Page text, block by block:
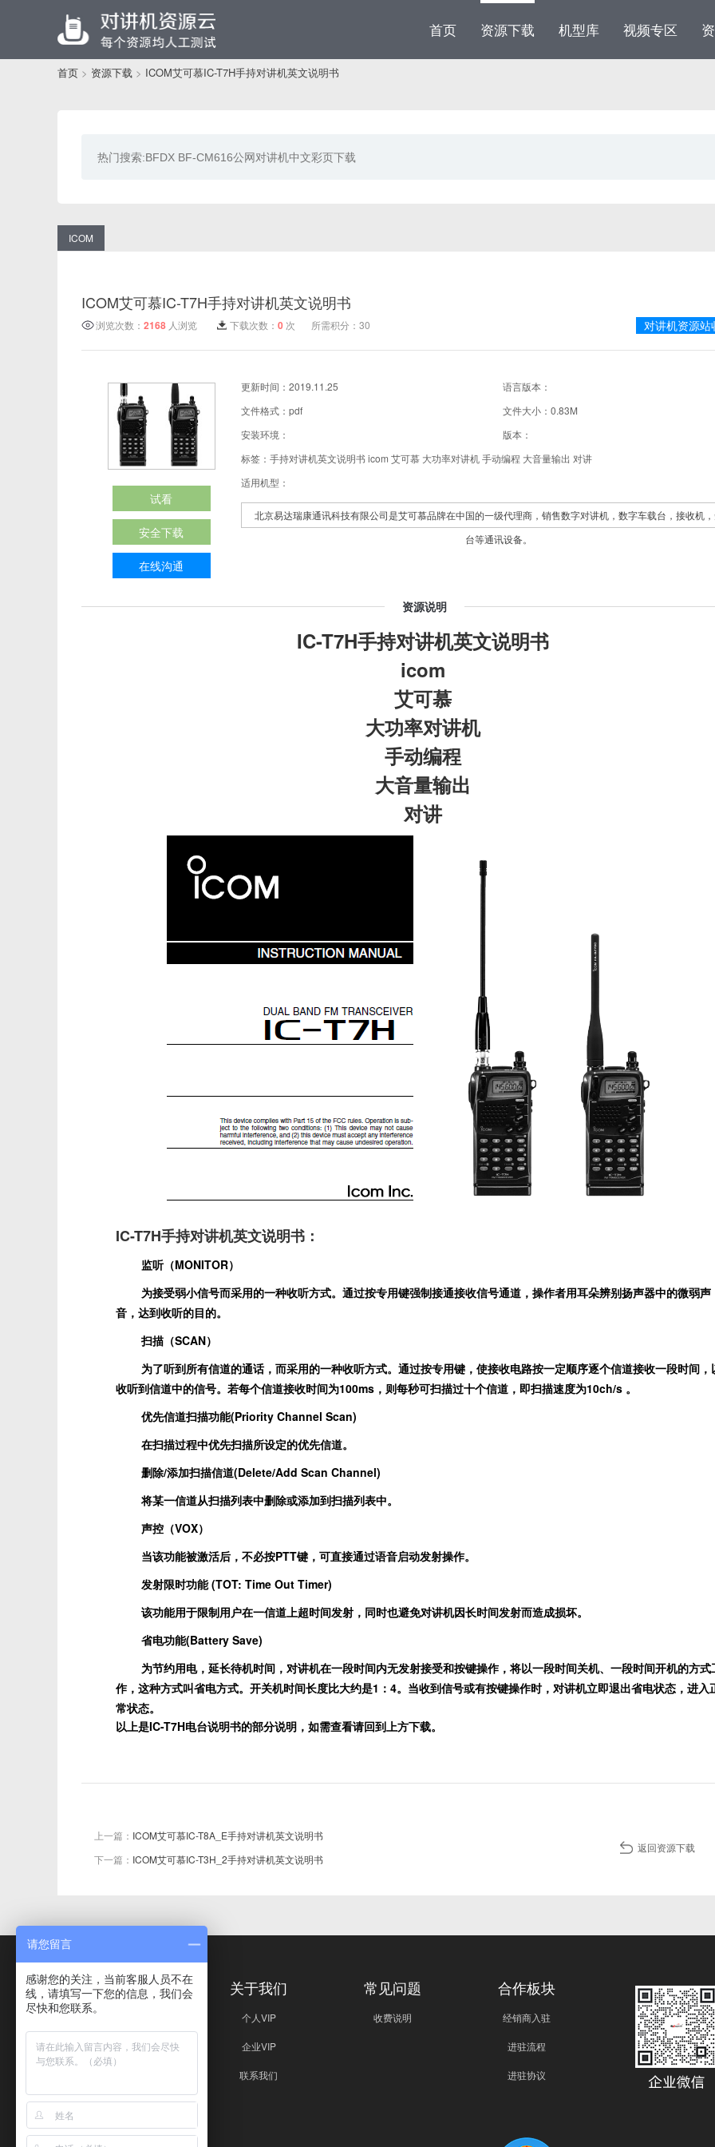
首页 资源下载 机型库 视频专区
首页 > 资源下载 > ICOM艾可慕IC-T7H手持对讲机英文说明书
ICOM
ICOM艾可慕IC-T7H手持对讲机英文说明书
浏览次数： 2168 人浏览 下载次数： 0 次 所需积分：30 对讲机资源站
试看
安全下载
在线沟通
更新时间：2019.11.25
语言版本：
文件格式：pdf
文件大小：0.83M
安装环境：
版本：
标签：手持对讲机英文说明书 icom 艾可慕 大功率对讲机 手动编程 大音量输出 对讲
适用机型：
北京易达瑞康通讯科技有限公司是艾可慕品牌在中国的一级代理商，销售数字对讲机，数字车载台，接收机
台等通讯设备。
资源说明
IC-T7H手持对讲机英文说明书
icom
艾可慕
大功率对讲机
手动编程
大音量输出
对讲
IC-T7H手持对讲机英文说明书：
监听（MONITOR）
为接受弱小信号而采用的一种收听方式。通过按专用键强制接通接收信号通道，操作者用耳朵辨别扬声器中的微弱声
音，达到收听的目的。
扫描（SCAN）
为了听到所有信道的通话，而采用的一种收听方式。通过按专用键，使接收电路按一定顺序逐个信道接收一段时间，
收听到信道中的信号。若每个信道接收时间为100ms，则每秒可扫描过十个信道，即扫描速度为10ch/s 。
优先信道扫描功能(Priority Channel Scan)
在扫描过程中优先扫描所设定的优先信道。
删除/添加扫描信道(Delete/Add Scan Channel)
将某一信道从扫描列表中删除或添加到扫描列表中。
声控（VOX）
当该功能被激活后，不必按PTT键，可直接通过语音启动发射操作。
发射限时功能 (TOT: Time Out Timer)
该功能用于限制用户在一信道上超时间发射，同时也避免对讲机因长时间发射而造成损坏。
省电功能(Battery Save)
为节约用电，延长待机时间，对讲机在一段时间内无发射接受和按键操作，将以一段时间关机、一段时间开机的方式
作，这种方式叫省电方式。开关机时间长度比大约是1：4。当收到信号或有按键操作时，对讲机立即退出省电状态，进入
常状态。
以上是IC-T7H电台说明书的部分说明，如需查看请回到上方下载。
上一篇： ICOM艾可慕IC-T8A_E手持对讲机英文说明书
下一篇： ICOM艾可慕IC-T3H_2手持对讲机英文说明书
返回资源下载
免责声明 关于我们
个人VIP
企业VIP
联系我们
常见问题
收费说明
合作板块
经销商入驻
进驻流程
进驻协议
请您留言
感谢您的关注，当前客服人员不在
线，请填写一下您的信息，我们会
尽快和您联系。